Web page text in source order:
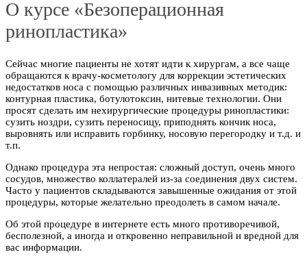
О курсе «Безоперационная
ринопластика»
Сейчас многие пациенты не хотят идти к хирургам, а все чаще
обращаются к врачу-косметологу для коррекции эстетических
недостатков носа с помощью различных инвазивных методик:
контурная пластика, ботулотоксин, нитевые технологии. Они
просят сделать им нехирургические процедуры ринопластики:
сузить ноздри, сузить переносицу, приподнять кончик носа,
выровнять или исправить горбинку, носовую перегородку и т.д. и
т.п.
Однако процедура эта непростая: сложный доступ, очень много
сосудов, множество коллатералей из-за соединения двух систем.
Часто у пациентов складываются завышенные ожидания от этой
процедуры, которые желательно преодолеть в самом начале.
Об этой процедуре в интернете есть много противоречивой,
бесполезной, а иногда и откровенно неправильной и вредной для
вас информации.